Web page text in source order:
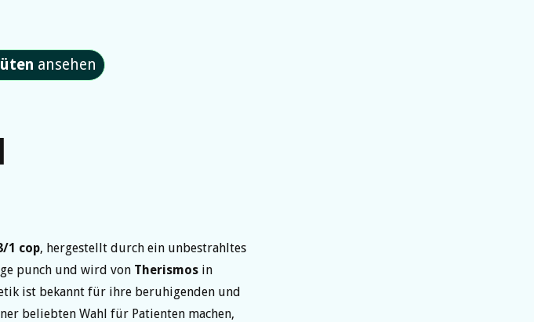
ansehen
1 cop, hergestellt durch ein unbestrahltes
punch und wird von Therismos in
ist bekannt für ihre beruhigenden und
beliebten Wahl für Patienten machen,